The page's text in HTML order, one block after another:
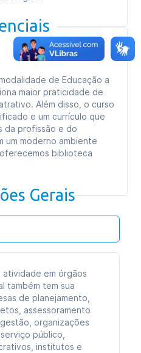
de Educação a
maior praticidade de
Além disso, o curso
e um currículo que
da profissão e do
um moderno ambiente
biblioteca
Gerais
em órgãos
também tem sua
de planejamento,
assessoramento
organizações
público,
institutos e